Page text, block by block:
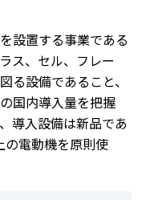
設置する事業である
ス、セル、フレー
る設備であること、
国内導入量を把握
導入設備は新品であ
の電動機を原則使